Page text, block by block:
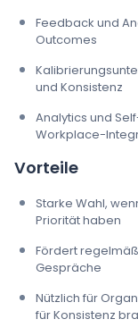
Feedback und
Outcomes
und Konsistenz
Analytics und
Workplace-
Vorteile
Starke Wahl,
Priorität haben
Fördert
Gespräche
Nützlich für
für Konsistenz